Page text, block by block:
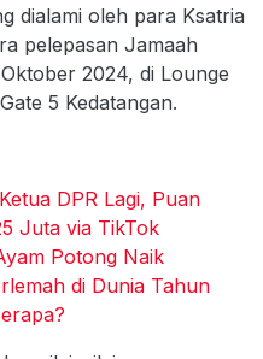
dialami oleh para Ksatria
pelepasan Jamaah
2024, di Lounge
5 Kedatangan.
DPR Lagi, Puan
Juta via TikTok
Potong Naik
di Dunia Tahun